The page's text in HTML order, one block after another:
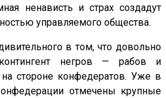
ненависть и страх создадут
управляемого общества.
в том, что довольно
негров — рабов и
стороне конфедератов. Уже в
отмечены крупные